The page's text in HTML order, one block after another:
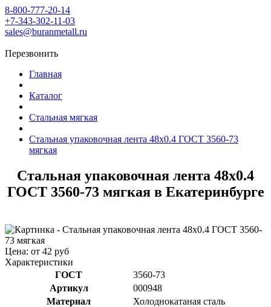
8-800-777-20-14
+7-343-302-11-03
sales@buranmetall.ru
Перезвонить
Главная
Каталог
Стальная мягкая
Стальная упаковочная лента 48x0.4 ГОСТ 3560-73
мягкая
Стальная упаковочная лента 48x0.4
ГОСТ 3560-73 мягкая в Екатеринбурге
Цена: от 42 руб
Характеристики
ГОСТ
3560-73
Артикул
000948
Материал
Холоднокатаная сталь